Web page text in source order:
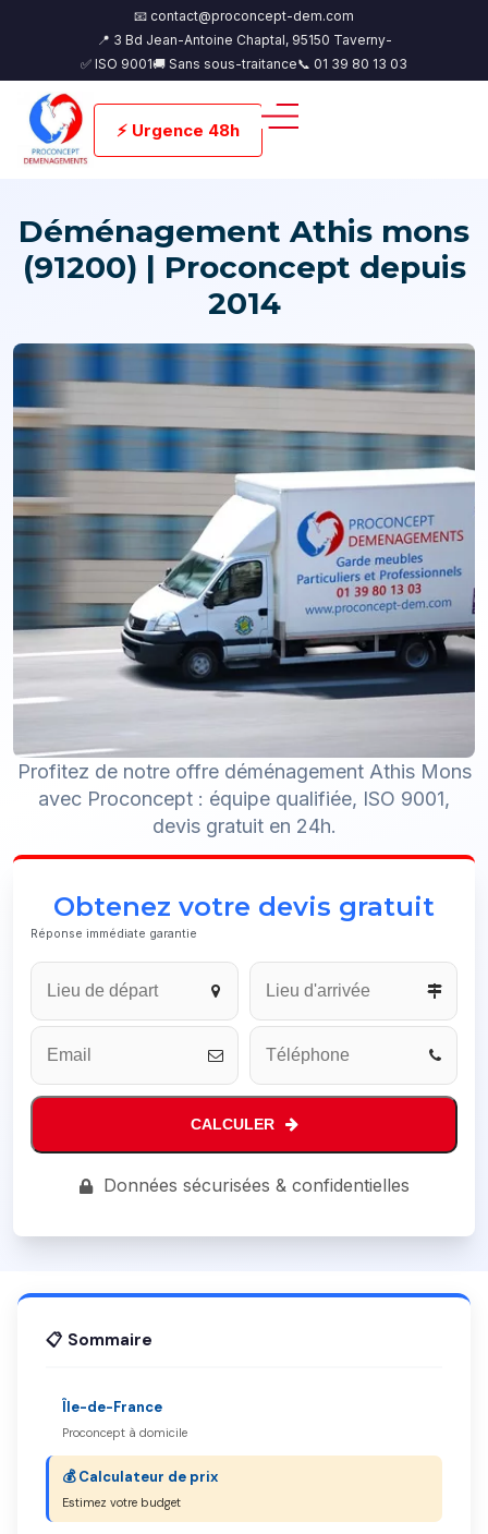
📧 contact@proconcept-dem.com
📍 3 Bd Jean-Antoine Chaptal, 95150 Taverny-
✅ ISO 9001🚚 Sans sous-traitance📞 01 39 80 13 03
⚡ Urgence 48h
Déménagement Athis mons
(91200) | Proconcept depuis
2014
Profitez de notre offre déménagement Athis Mons
avec Proconcept : équipe qualifiée, ISO 9001,
devis gratuit en 24h.
Obtenez votre devis gratuit
Réponse immédiate garantie
CALCULER
Business
Données sécurisées & confidentielles
📋 Sommaire
Île-de-France
Proconcept à domicile
💰 Calculateur de prix
Estimez votre budget